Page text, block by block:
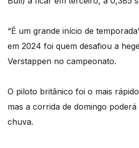
“É um grande início de
em 2024 foi quem desafiou a
Verstappen no campeonato.
O piloto britânico foi o mais
mas a corrida de domingo
chuva.